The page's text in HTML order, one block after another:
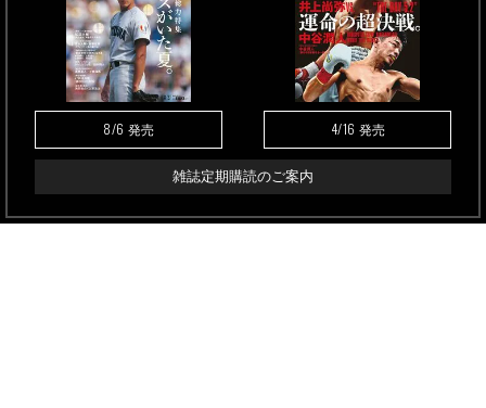
8/6 発売 4/16 発売
雑誌定期購読のご案内